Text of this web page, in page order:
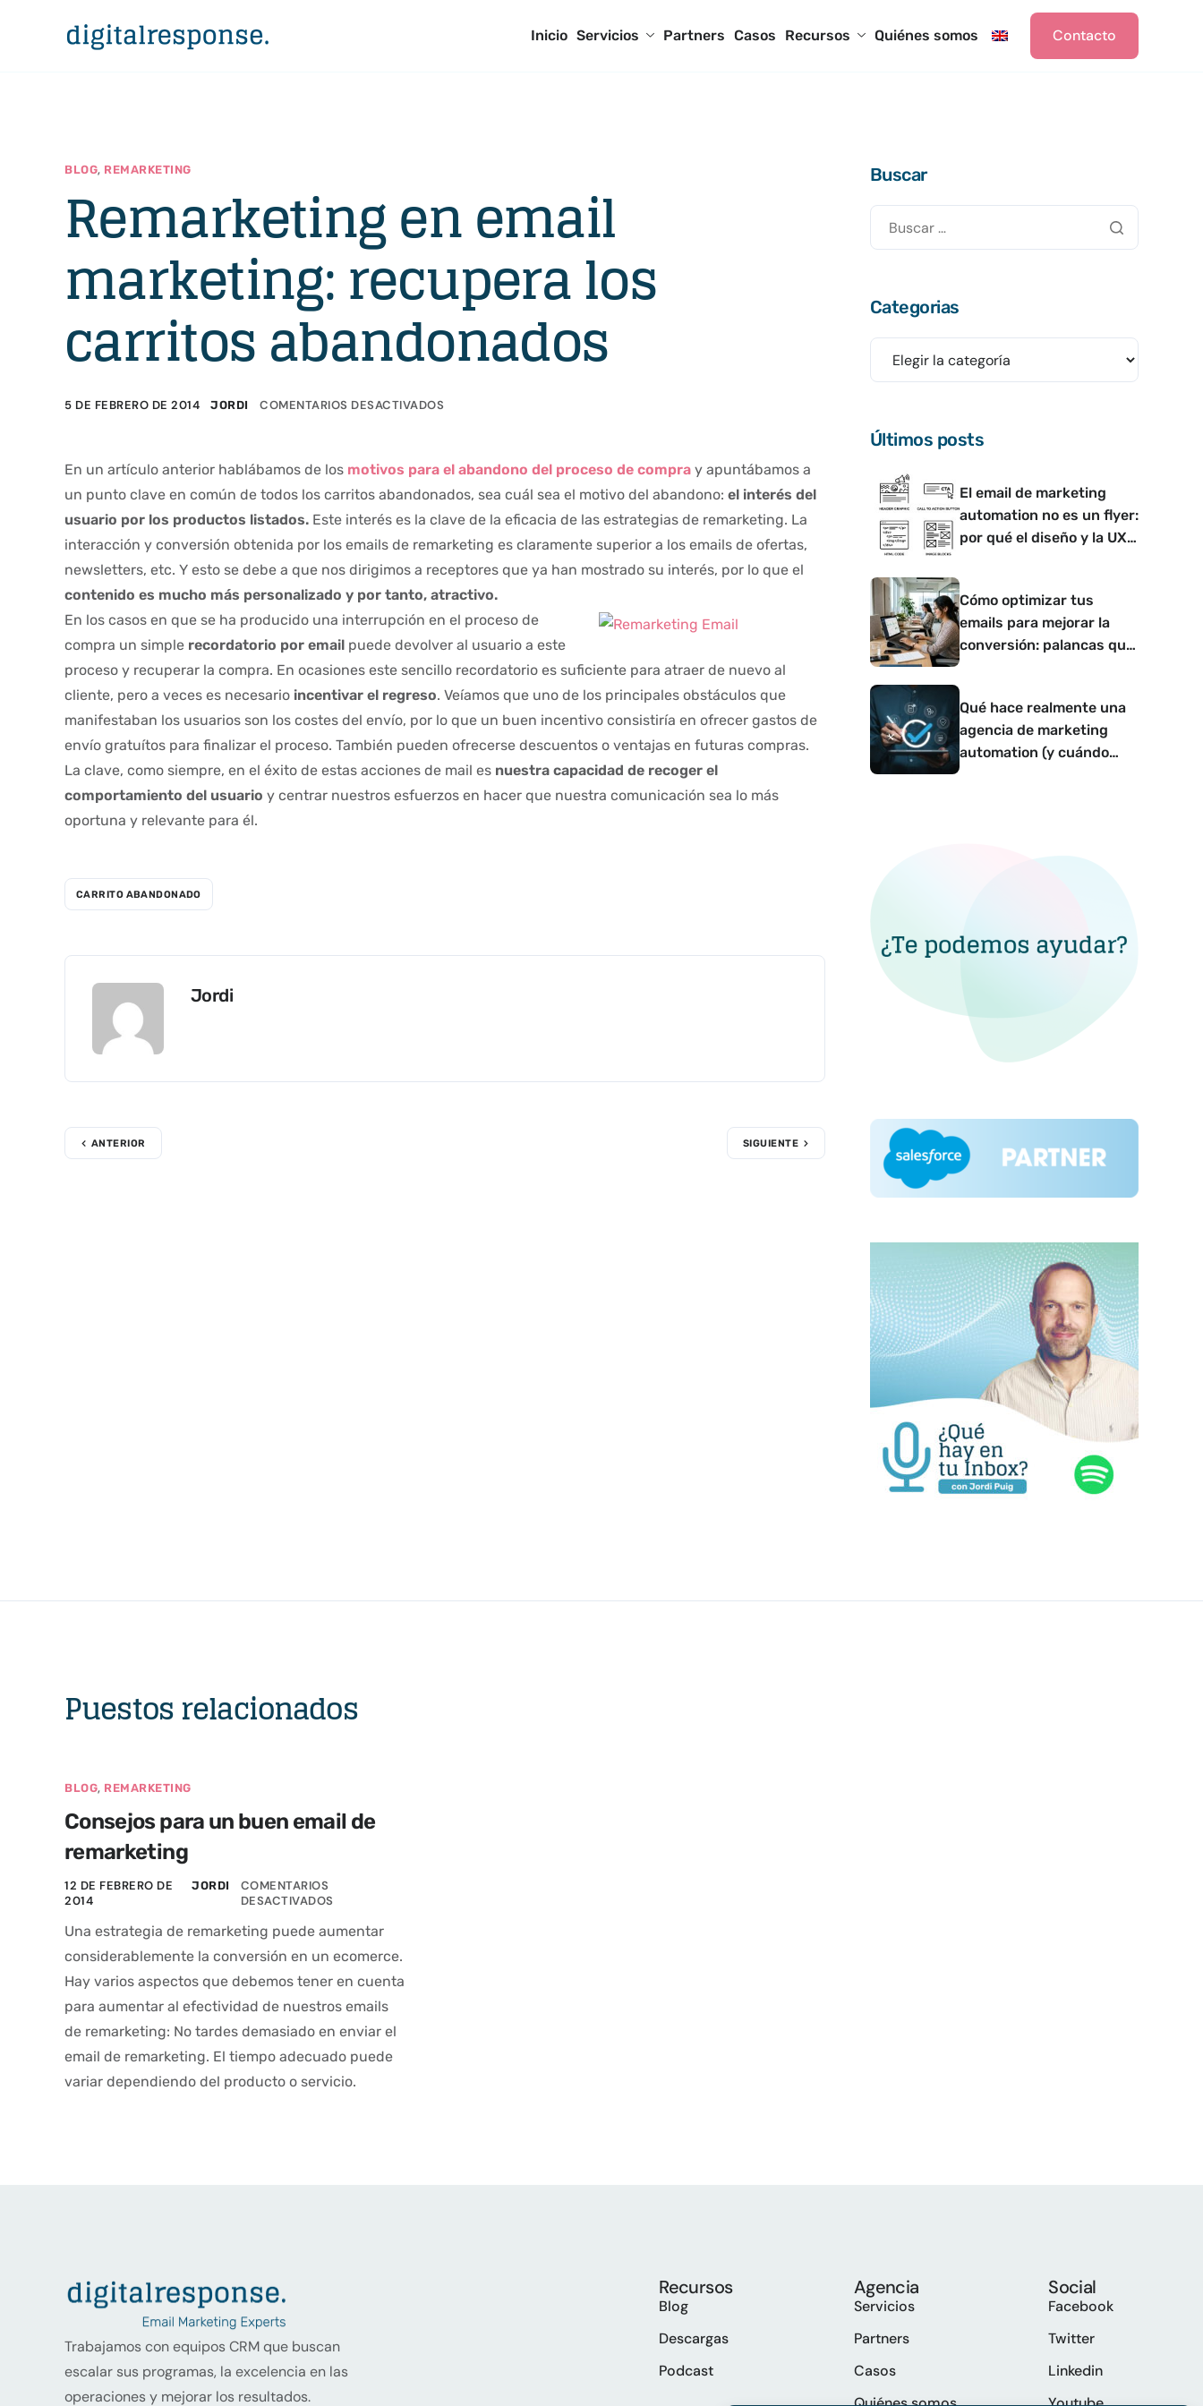
Inicio Servicios Partners Casos Recursos Quiénes somos Contacto
BLOG, REMARKETING
Remarketing en email
marketing: recupera los
carritos abandonados
5 DE FEBRERO DE 2014 JORDI COMENTARIOS DESACTIVADOS
En un artículo anterior hablábamos de los motivos para el abandono del proceso de compra y apuntábamos a
un punto clave en común de todos los carritos abandonados, sea cuál sea el motivo del abandono: el interés del
usuario por los productos listados. Este interés es la clave de la eficacia de las estrategias de remarketing. La
interacción y conversión obtenida por los emails de remarketing es claramente superior a los emails de ofertas,
newsletters, etc. Y esto se debe a que nos dirigimos a receptores que ya han mostrado su interés, por lo que el
contenido es mucho más personalizado y por tanto, atractivo.
En los casos en que se ha producido una interrupción en el proceso de
compra un simple recordatorio por email puede devolver al usuario a este
proceso y recuperar la compra. En ocasiones este sencillo recordatorio es suficiente para atraer de nuevo al
cliente, pero a veces es necesario incentivar el regreso. Veíamos que uno de los principales obstáculos que
manifestaban los usuarios son los costes del envío, por lo que un buen incentivo consistiría en ofrecer gastos de
envío gratuítos para finalizar el proceso. También pueden ofrecerse descuentos o ventajas en futuras compras.
La clave, como siempre, en el éxito de estas acciones de mail es nuestra capacidad de recoger el
comportamiento del usuario y centrar nuestros esfuerzos en hacer que nuestra comunicación sea lo más
oportuna y relevante para él.
CARRITO ABANDONADO
Jordi
ANTERIOR SIGUIENTE
Buscar
Categorias
Últimos posts
El email de marketing
automation no es un flyer:
por qué el diseño y la UX
Cómo optimizar tus
emails para mejorar la
conversión: palancas que
Qué hace realmente una
agencia de marketing
automation (y cuándo
Puestos relacionados
BLOG, REMARKETING
Consejos para un buen email de
remarketing
12 DE FEBRERO DE
2014
JORDI
COMENTARIOS
DESACTIVADOS
Una estrategia de remarketing puede aumentar
considerablemente la conversión en un ecomerce.
Hay varios aspectos que debemos tener en cuenta
para aumentar al efectividad de nuestros emails
de remarketing: No tardes demasiado en enviar el
email de remarketing. El tiempo adecuado puede
variar dependiendo del producto o servicio.
Trabajamos con equipos CRM que buscan
escalar sus programas, la excelencia en las
operaciones y mejorar los resultados.
Recursos
Blog
Descargas
Podcast
Agencia
Servicios
Partners
Casos
Social
Facebook
Twitter
Linkedin